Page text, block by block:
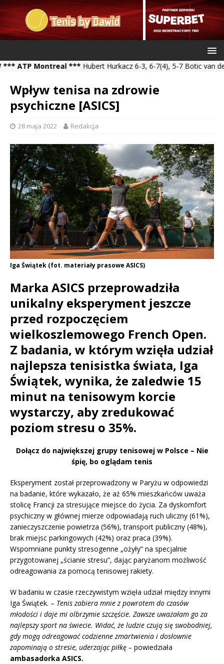
Montreal ***Hubert Hurkacz 6-3, 6-7(4), 5-7 Botic van de
Wpływ tenisa na zdrowie
psychiczne [ASICS]
28 maja 2022 Redakcja
Iga Świątek (fot. materiały prasowe ASICS)
Marka ASICS przeprowadziła
unikalny eksperyment jeszcze
przed rozpoczęciem
wielkoszlemowego French Open.
Z badania, w którym wzięła udział
najlepsza tenisistka świata, Iga
Świątek, wynika, że zaledwie 15
minut na tenisowym korcie
wystarczy, aby zredukować
poziom stresu o 35%.
Dołącz do największej grupy tenisowej w Polsce – Nie
śpię, bo oglądam tenis
Eksperyment został przeprowadzony w Paryżu w odpowiedzi
na badanie, które wykazało, że aż 65% mieszkańców uważa
stolicę Francji za stresujące miejsce do życia. Za dyskomfort
psychiczny w głównej mierze odpowiadają ruch uliczny (61%),
zanieczyszczenie powietrza (56%), transport publiczny (48%),
brak miejsc parkingowych (42%) oraz praca (39%).
Wspomniane punkty stresogenne „ożyły” na specjalnie
przygotowanej „ścianie stresu”, dając paryżanom możliwość
odreagowania za pomocą tenisowej rakiety.
W badaniu w czasie rzeczywistym wzięła udział między innymi
Iga Świątek. – Tenis zabiera mnie z powrotem do czasów
młodości i daje mi olbrzymie szczęście. Zawsze uważałam go za
najlepszy sport na świecie. Widać, że ludzie czują się swobodniej,
gdy mogą odreagować codzienne zmartwienia i dosłownie
zapominają o stresie, uderzając piłkę – powiedziała
ambasadorka ASICS.